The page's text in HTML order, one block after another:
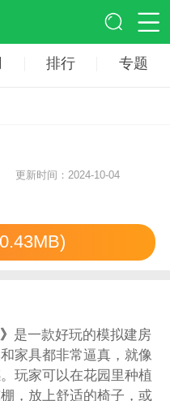
排行 专题
更新时间：2024-10-04
是一款好玩的模拟建房
家具都非常逼真，就像
玩家可以在花园里种植
，放上舒适的椅子，或